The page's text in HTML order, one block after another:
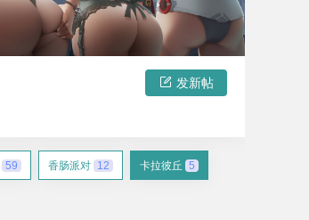
发新帖
59 香肠派对 12 卡拉彼丘 5